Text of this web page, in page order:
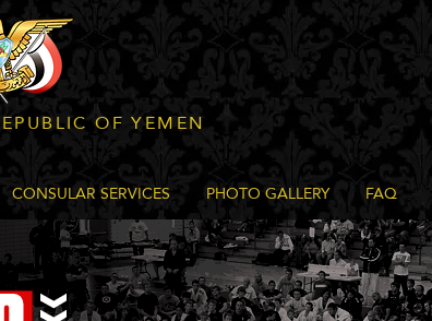
OF YEMEN
CONSULAR SERVICES PHOTO GALLERY FAQ